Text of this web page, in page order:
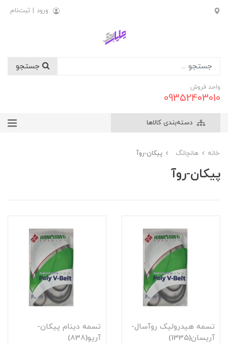
ورود | ثبت‌نام
واحد فروش
09352403010
دسته‌بندی کالاها
خانه هانچانگ پیکان-روآ
پیکان-روآ
تسمه هيدروليک روآسال-
آريسان(1335)
تسمه دينام پيکان-
آريو(838)